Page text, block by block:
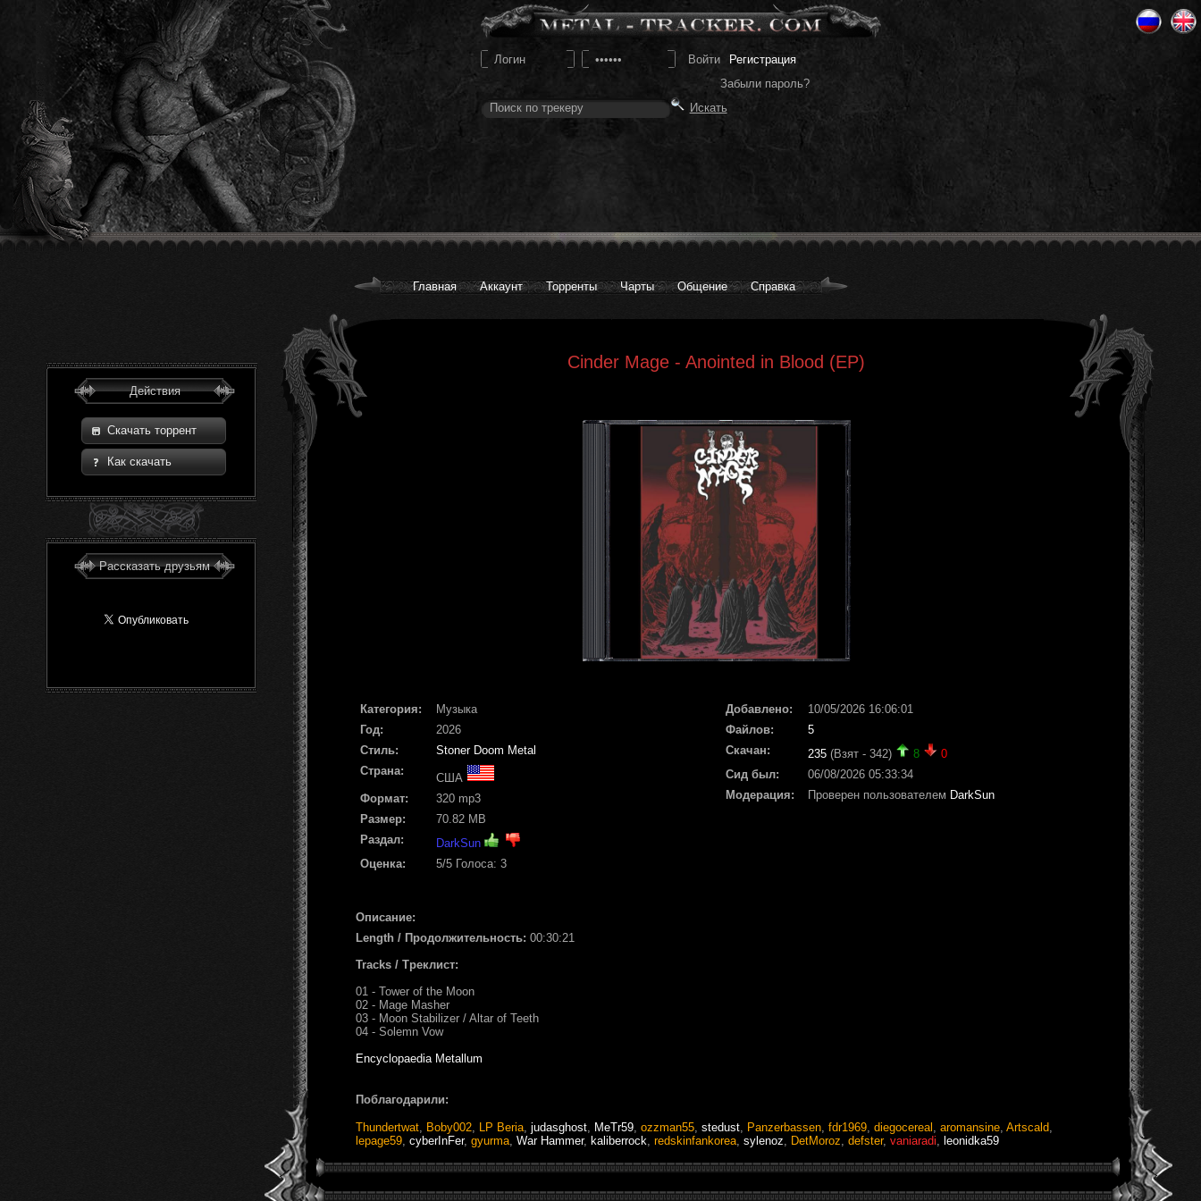
Регистрация
Забыли пароль?
Главная Аккаунт Торренты Чарты Общение Справка
Действия
Скачать торрент
Как скачать
Рассказать друзьям
Cinder Mage - Anointed in Blood (EP)
Категория:
Музыка
Год:
2026
Стиль:
Stoner Doom Metal
Страна:
США
Формат:
320 mp3
Размер:
70.82 MB
Раздал:
DarkSun
Оценка:
5/5 Голоса: 3
Добавлено:
10/05/2026 16:06:01
Файлов:
5
Скачан:
235 (Взят - 342) 8
0
Сид был:
06/08/2026 05:33:34
Модерация:
Проверен пользователем DarkSun
Описание:
Length / Продолжительность: 00:30:21
Tracks / Треклист:
01 - Tower of the Moon
02 - Mage Masher
03 - Moon Stabilizer / Altar of Teeth
04 - Solemn Vow
Encyclopaedia Metallum
Поблагодарили:
Thundertwat Boby002 LP Beria judasghost MeTr59 ozzman55 stedust Panzerbassen fdr1969 diegocereal aromansine Artscald
lepage59 cyberInFer, gyurma War Hammer, kaliberrock redskinfankorea sylenoz DetMoroz defster, vaniaradi leonidka59